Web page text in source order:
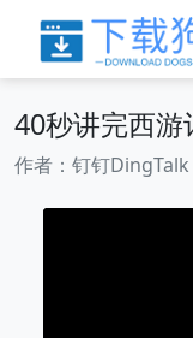
40秒讲完西游
作者：钉钉